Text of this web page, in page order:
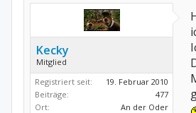
Kecky
Mitglied
Registriert seit:
19. Februar 2010
Beiträge:
477
Ort:
An der Oder